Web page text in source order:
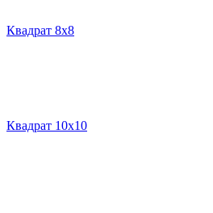
Квадрат 8х8
Квадрат 10х10